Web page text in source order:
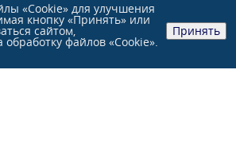
продажи:
«Cookie» для улучшения
кнопку «Принять» или
сайтом,
файлов «Cookie».
Принять